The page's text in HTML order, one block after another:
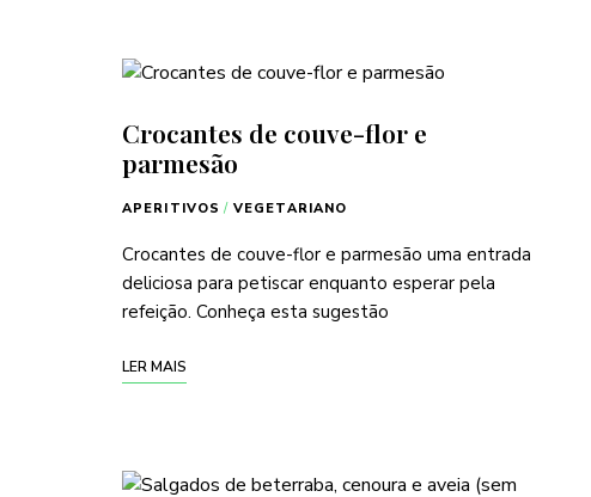
Crocantes de couve-flor e
parmesão
APERITIVOS / VEGETARIANO
Crocantes de couve-flor e parmesão uma entrada
deliciosa para petiscar enquanto esperar pela
refeição. Conheça esta sugestão
LER MAIS